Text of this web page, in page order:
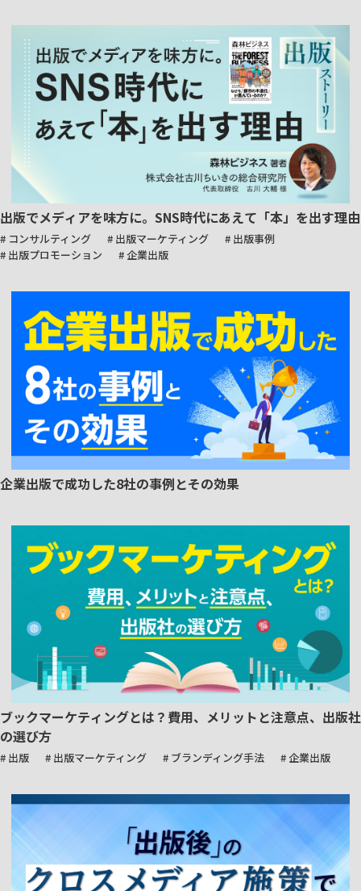
出版でメディアを味方に。SNS時代にあえて「本」を出す理由
# コンサルティング # 出版マーケティング
# 出版事例
# 出版プロモーション
# 企業出版
企業出版で成功した8社の事例とその効果
ブックマーケティングとは？費用、メリットと注意点、出版社
の選び方
# 出版 # 出版マーケティング # ブランディング手法 # 企業出版